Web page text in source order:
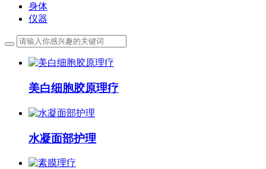
身体
仪器
美白细胞胶原理疗
水凝面部护理